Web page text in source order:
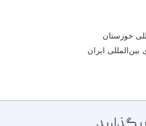
خوزستان
ایران